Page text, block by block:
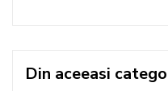
Din aceeasi